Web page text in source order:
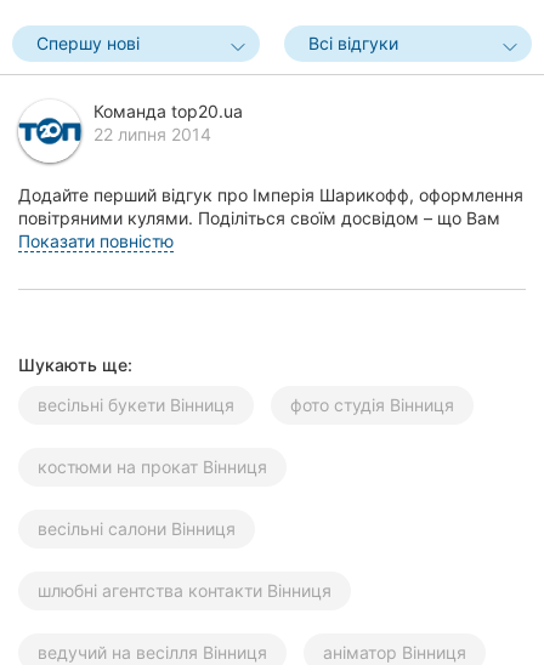
Миколаїв
Херсон
Полтава
Черкаси
Франківськ
Луцьк
Спершу нові Всі відгуки
Команда top20.ua
22 липня 2014
Додайте перший відгук про Імперія Шарикофф, оформлення
повітряними кулями. Поділіться своїм досвідом – що Вам
сподобалось, а що ні! Це допоможе іншим...
Показати повністю
Шукають ще:
весільні букети Вінниця
фото студія Вінниця
костюми на прокат Вінниця
весільні салони Вінниця
шлюбні агентства контакти Вінниця
ведучий на весілля Вінниця аніматор Вінниця